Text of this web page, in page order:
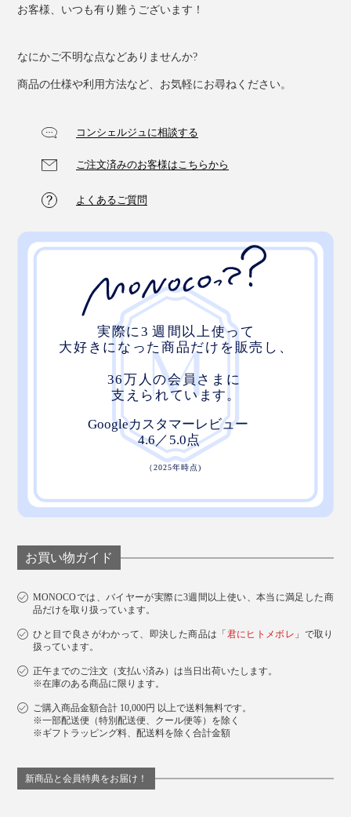
お客様、いつも有り難うございます！
なにかご不明な点などありませんか?
商品の仕様や利用方法など、お気軽にお尋ねください。
コンシェルジュに相談する
ご注文済みのお客様はこちらから
よくあるご質問
お買い物ガイド
MONOCOでは、バイヤーが実際に3週間以上使い、本当に満足した商
品だけを取り扱っています。
ひと目で良さがわかって、即決した商品は「 君にヒトメボレ 」で取り
扱っています。
正午までのご注文（支払い済み）は当日出荷いたします。
※在庫のある商品に限ります。
ご購入商品金額合計 10,000円 以上で送料無料です。
※一部配送便（特別配送便、クール便等）を除く
※ギフトラッピング料、配送料を除く合計金額
新商品と会員特典をお届け！